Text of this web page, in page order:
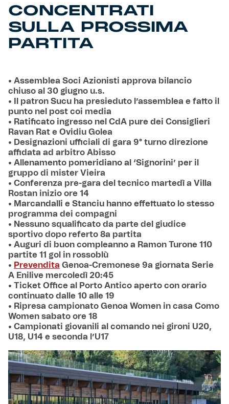
CONCENTRATI
SULLA PROSSIMA
PARTITA
• Assemblea Soci Azionisti approva bilancio
chiuso al 30 giugno u.s.
• Il patron Sucu ha presieduto l’assemblea e fatto il
punto nel post coi media
• Ratificato ingresso nel CdA pure dei Consiglieri
Ravan Rat e Ovidiu Golea
• Designazioni ufficiali di gara 9° turno direzione
affidata ad arbitro Abisso
• Allenamento pomeridiano al ‘Signorini’ per il
gruppo di mister Vieira
• Conferenza pre-gara del tecnico martedì a Villa
Rostan inizio ore 14
• Marcandalli e Stanciu hanno effettuato lo stesso
programma dei compagni
• Nessuno squalificato da parte del giudice
sportivo dopo referto 8a partita
• Auguri di buon compleanno a Ramon Turone 110
partite 11 gol in rossoblù
• Prevendita Genoa-Cremonese 9a giornata Serie
A Enilive mercoledì 20:45
• Ticket Office al Porto Antico aperto con orario
continuato dalle 10 alle 19
• Ripresa campionato Genoa Women in casa Como
Women sabato ore 18
• Campionati giovanili al comando nei gironi U20,
U18, U14 e seconda l’U17